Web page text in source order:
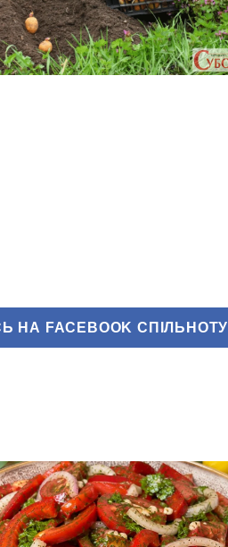
НА FACEBOOK СПІЛЬНОТУ